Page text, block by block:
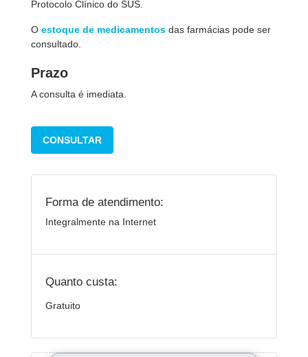
Protocolo Clínico do SUS.
O estoque de medicamentos das farmácias pode ser
consultado.
Prazo
A consulta é imediata.
CONSULTAR
Forma de atendimento:
Integralmente na Internet
Quanto custa:
Gratuito